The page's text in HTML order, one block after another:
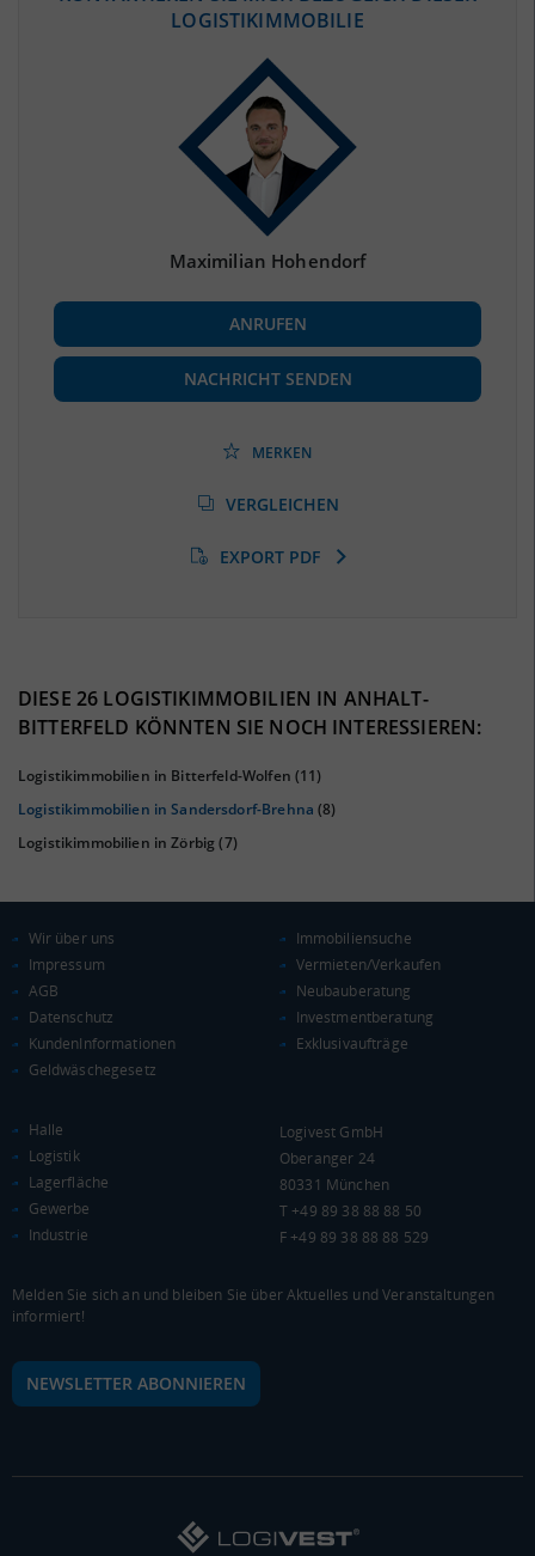
(STAND: 12/2019)
(Landkreis / Kreisfreie Stadt)
BESCHÄFTIGUNG
Beschäftigte
(Landkreis / Kreisfreie Stadt)
60.353
(Landkreis / Kreisfreie Stadt)
(Stand: 01/2020)
KAUFKRAFT
Euro pro Kopf
(Landkreis / Kreisfreie Stadt)
Kaufkraftindex
KAUFKRAFT - EURO PRO KOPF
0 €
Landkreis / Kreisfreie Stadt
Deutschland
WIRTSCHAFTSKRAFT(STAND: 2018)
BIP je Erwerbstätigen BIP je Einwohner
LOGISTIKIMMOBILIE
Maximilian Hohendorf
ANRUFEN
NACHRICHT SENDEN
MERKEN
VERGLEICHEN
EXPORT PDF
DIESE 26 LOGISTIKIMMOBILIEN IN ANHALT-
BITTERFELD KÖNNTEN SIE NOCH INTERESSIEREN:
Logistikimmobilien in Bitterfeld-Wolfen (11)
Logistikimmobilien in Sandersdorf-Brehna (8)
Logistikimmobilien in Zörbig(7)
Wir über uns
Impressum
AGB
Datenschutz
KundenInformationen
Geldwäschegesetz
Immobiliensuche
Vermieten/Verkaufen
Neubauberatung
Investmentberatung
Exklusivaufträge
Halle
Logistik
Lagerfläche
Gewerbe
Industrie
Logivest GmbH
Oberanger 24
80331 München
T +49 89 38 88 88 50
F +49 89 38 88 88 529
Melden Sie sich an und bleiben Sie über Aktuelles und Veranstaltungen
informiert!
NEWSLETTER ABONNIEREN